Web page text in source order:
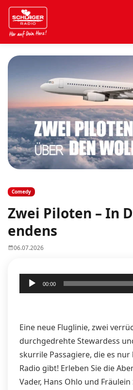
Comedy
Zwei Piloten – In
endens
06.07.2026
Audio-
Player
00:00
Eine neue Fluglinie, zwei
durchgedrehte Stewardess
skurrile Passagiere, die es nur
Radio gibt! Erleben Sie die
Vader, Hans Ohlo und